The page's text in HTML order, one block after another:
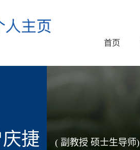
首页
庆捷 ( 副教授 硕士生导师)